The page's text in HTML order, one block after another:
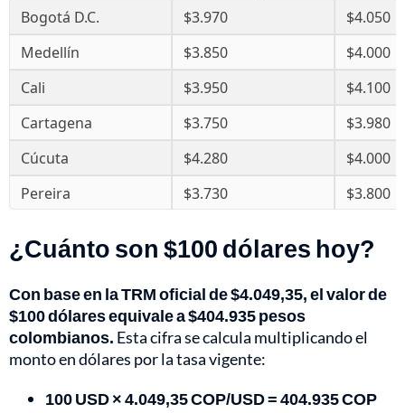
Bogotá D.C.
$3.970
$4.050
Medellín
$3.850
$4.000
Cali
$3.950
$4.100
Cartagena
$3.750
$3.980
Cúcuta
$4.280
$4.000
Pereira
$3.730 $3.800
¿Cuánto son $100 dólares hoy?
Con base en la TRM oficial de $4.049,35, el valor de
$100 dólares equivale a $404.935 pesos
colombianos. Esta cifra se calcula multiplicando el
monto en dólares por la tasa vigente:
100 USD × 4.049,35 COP/USD = 404.935 COP